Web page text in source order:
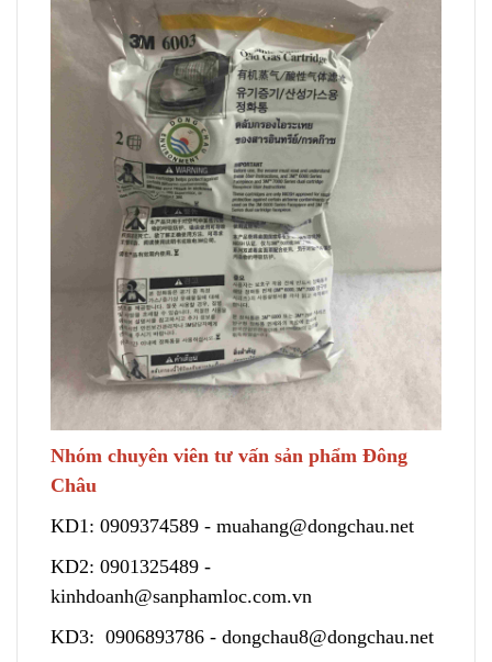
Nhóm chuyên viên tư vấn sản phẩm Đông
Châu
KD1: 0909374589 - muahang@dongchau.net
KD2: 0901325489 -
kinhdoanh@sanphamloc.com.vn
KD3: 0906893786 - dongchau8@dongchau.net